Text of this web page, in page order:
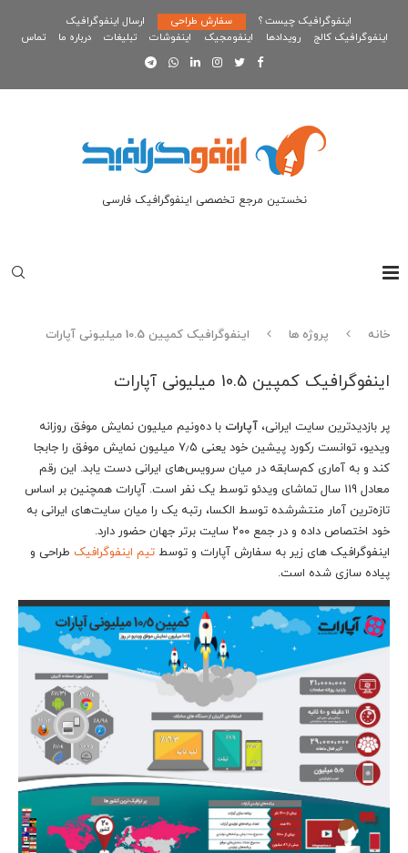
اینفوگرافیک چیست ؟ سفارش طراحی
ارسال اینفوگرافیک
اینفوگرافیک کالج
رویدادها اینفومجیک اینفوشات تبلیغات درباره ما تماس
نخستین مرجع تخصصی اینفوگرافیک فارسی
خانه پروژه ها اینفوگرافیک کمپین 10.5 میلیونی آپارات
اینفوگرافیک کمپین 10.5 میلیونی آپارات
پر بازدیدترین سایت‌ ایرانی، آپارات با ده‌و‌نیم میلیون نمایش موفق روزانه
ویدیو، توانست رکورد پیشین خود یعنی ۷٫۵ میلیون نمایش موفق را جابجا
کند و به آماری کم‌سابقه در میان سرویس‌های ایرانی دست یابد. این رقم
معادل 119 سال تماشای ویدئو توسط یک نفر است. آپارات همچنین بر اساس
تازه‌ترین آمار منتشرشده توسط الکسا، رتبه یک را میان سایت‌های ایرانی به
خود اختصاص داده و در جمع ۲۰۰ سایت برتر جهان حضور دارد.
اینفوگرافیک های زیر به سفارش آپارات و توسط تیم اینفوگرافیک طراحی و
پیاده سازی شده است.